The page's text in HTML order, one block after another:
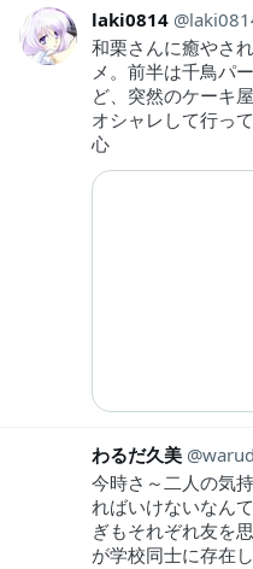
laki0814
和栗さんに癒やさ
メ。前半は千鳥パ
ど、突然のケーキ
オシャレして行っ
心
わるだ久美
今時さ～二人の気
ればいけないなん
ぎもそれぞれ友を
が学校同士に存在